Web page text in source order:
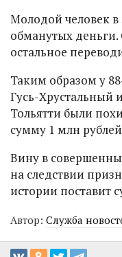
Молодой человек в
обманутых деньги.
остальное
Таким образом у
Гусь-Хрустальный
Тольятти были
сумму 1 млн
Вину в
на следствии
истории поставит
Автор: Служба